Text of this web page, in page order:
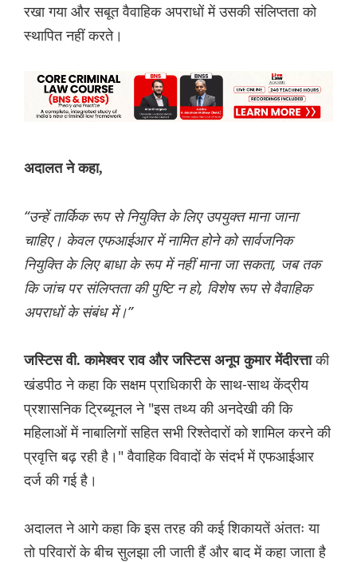
रखा गया और सबूत वैवाहिक अपराधों में उसकी संलिप्तता को
स्थापित नहीं करते।
अदालत ने कहा,
“उन्हें तार्किक रूप से नियुक्ति के लिए उपयुक्त माना जाना
चाहिए। केवल एफआईआर में नामित होने को सार्वजनिक
नियुक्ति के लिए बाधा के रूप में नहीं माना जा सकता, जब तक
कि जांच पर संलिप्तता की पुष्टि न हो, विशेष रूप से वैवाहिक
अपराधों के संबंध में।”
जस्टिस वी. कामेश्वर राव और जस्टिस अनूप कुमार मेंदीरत्ताकी
खंडपीठ ने कहा कि सक्षम प्राधिकारी के साथ-साथ केंद्रीय
प्रशासनिक ट्रिब्यूनल ने "इस तथ्य की अनदेखी की कि
महिलाओं में नाबालिगों सहित सभी रिश्तेदारों को शामिल करने की
प्रवृत्ति बढ़ रही है।" वैवाहिक विवादों के संदर्भ में एफआईआर
दर्ज की गई है।
अदालत ने आगे कहा कि इस तरह की कई शिकायतें अंततः या
तो परिवारों के बीच सुलझा ली जाती हैं और बाद में कहा जाता है